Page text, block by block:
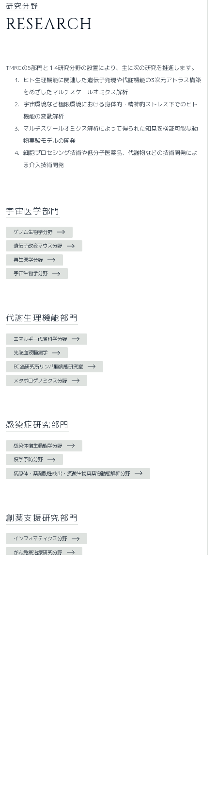
研究分野
RESEARCH
TMRCの5部門と１4研究分野の設置により、主に次の研究を推進します。
ヒト生理機能に関連した遺伝子発現や代謝機能の3次元アトラス構築
をめざしたマルチスケールオミクス解析
宇宙環境など極限環境における身体的・精神的ストレス下でのヒト
機能の変動解析
マルチスケールオミクス解析によって得られた知見を検証可能な動
物実験モデルの開発
細胞プロセシング技術や低分子医薬品、代謝物などの技術開発によ
る介入技術開発
宇宙医学部門
ゲノム生物学分野
遺伝子改変マウス分野
再生医学分野
宇宙生物学分野
代謝生理機能部門
エネルギー代謝科学分野
先端血液腫瘍学
BC癌研究所リンパ腫病態研究室
メタボロゲノミクス分野
感染症研究部門
感染体宿主動態学分野
疫学予防分野
病原体・薬剤耐性検出・抗微生物薬薬物動態解析分野
創薬支援研究部門
インフォマティクス分野
がん免疫治療研究分野